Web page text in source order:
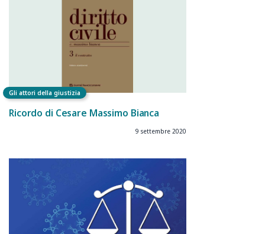
Gli attori della giustizia
Ricordo di Cesare Massimo Bianca
9 settembre 2020